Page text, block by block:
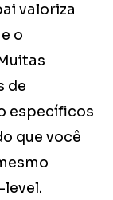
valoriza
o
de
específicos
que você